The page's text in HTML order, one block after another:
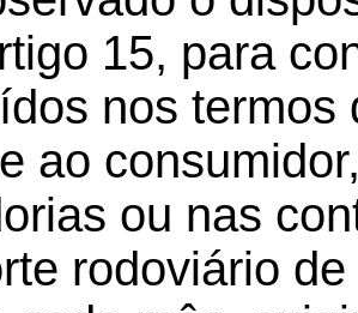
15, para
nos termos
ao
ou nas
rodoviário